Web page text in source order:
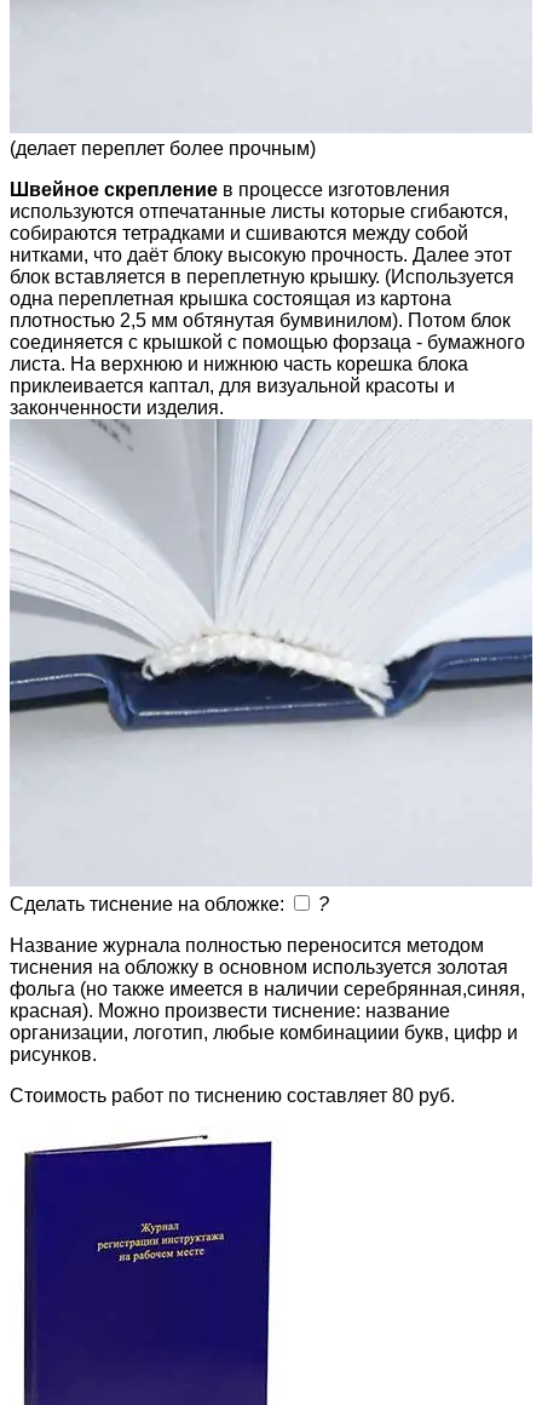
(делает переплет более прочным)
Швейное скрепление в процессе изготовления
используются отпечатанные листы которые сгибаются,
собираются тетрадками и сшиваются между собой
нитками, что даёт блоку высокую прочность. Далее этот
блок вставляется в переплетную крышку. (Используется
одна переплетная крышка состоящая из картона
плотностью 2,5 мм обтянутая бумвинилом). Потом блок
соединяется с крышкой с помощью форзаца - бумажного
листа. На верхнюю и нижнюю часть корешка блока
приклеивается каптал, для визуальной красоты и
законченности изделия.
Сделать тиснение на обложке:
?
Название журнала полностью переносится методом
тиснения на обложку в основном используется золотая
фольга (но также имеется в наличии серебрянная,синяя,
красная). Можно произвести тиснение: название
организации, логотип, любые комбинациии букв, цифр и
рисунков.
Стоимость работ по тиснению составляет 80 руб.